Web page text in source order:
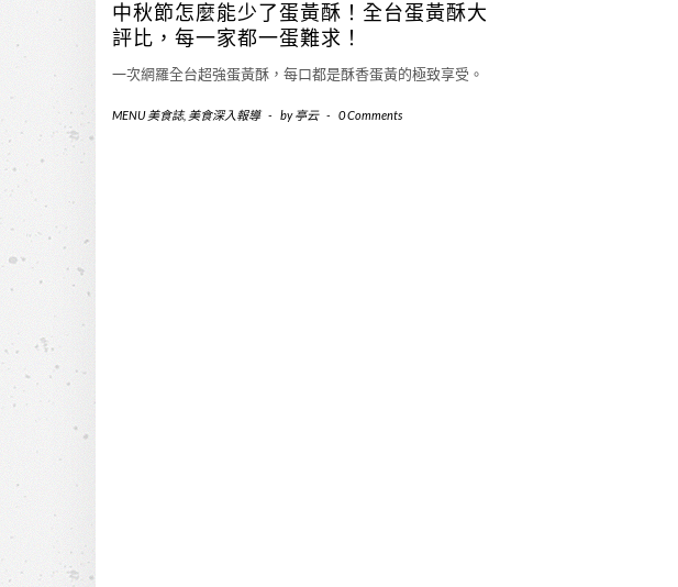
中秋節怎麼能少了蛋黃酥！全台蛋黃酥大
評比，每一家都一蛋難求！
一次網羅全台超強蛋黃酥，每口都是酥香蛋黃的極致享受。
MENU 美食誌, 美食深入報導 - by亭云 - 0 Comments